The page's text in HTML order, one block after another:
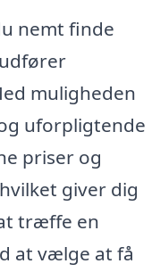
nemt finde
muligheden
uforpligtende
priser og
giver dig
træffe en
at vælge at få